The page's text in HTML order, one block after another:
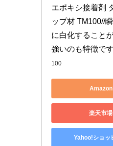
エポキシ接着剤
ップ材 TM100//
に白化すること
強いのも特徴です
100
Amazon
楽天市
Yahoo!ショッ